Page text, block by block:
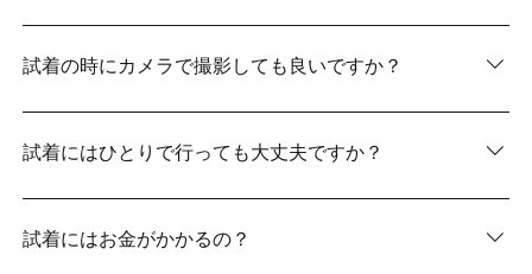
2回以上のレンタルは絶対的にお得♪ 割引があるので詳し
くはスタッフまでお問い合わせください。
試着の時にカメラで撮影しても良いですか？
もちろん大丈夫です！ぜひともカメラをご持参くださ
い。
試着にはひとりで行っても大丈夫ですか？
もちろんお一人でも大丈夫です！ キヌヤ・ブライダルス
クエアのスタッフが写真をお撮りします！
試着にはお金がかかるの？